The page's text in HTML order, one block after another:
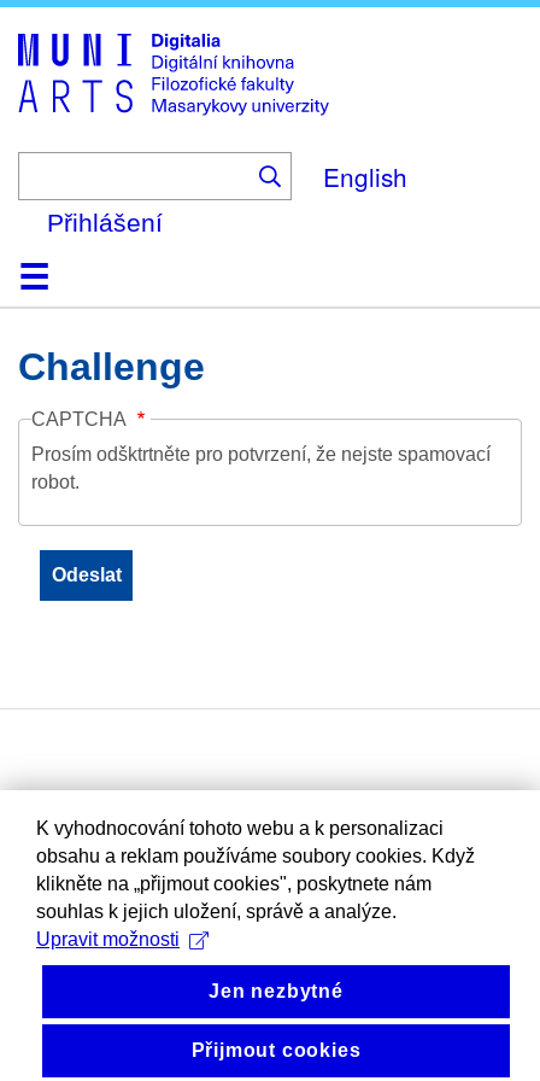
to
main
content
English
Přihlášení
DomůKolekce
Prohlížení
Vyhledávání
O platformě
Nápověda
KontaktDigitalia
Challenge
CAPTCHA
Prosím odšktrtněte pro potvrzení, že nejste spamovací
robot.
K vyhodnocování tohoto webu a k personalizaci
obsahu a reklam používáme soubory cookies. Když
klikněte na „přijmout cookies", poskytnete nám
souhlas k jejich uložení, správě a analýze.
Upravit možnosti
Jen nezbytné
Přijmout cookies